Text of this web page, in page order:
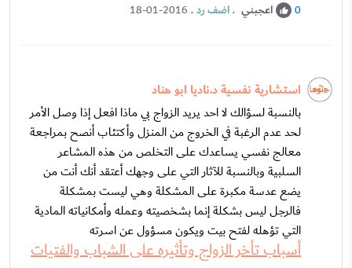
0 اعجبني .اضف رد.
18-01-2016
استشارية نفسية د.ناديا ابو هناد
بالنسبة لسؤالك لا احد يريد الزواج بي ماذا افعل إذا وصل الأمر
لحد عدم الرغبة في الخروج من المنزل وأكتئاب أنصح بمراجعة
معالج نفسي يساعدك على التخلص من هذه المشاعر
السلبية وبالنسبة للآثار التي على وجهك أعتقد أنك أنت من
يضع عدسة مكبرة على المشكلة وهي ليست بمشكلة
فالرجل ليس بشكلة إنما بشخصيته وعمله وأمكانياته المادية
التي تؤهله لفتح بيت ويكون مسؤول عن اسرته
أسباب تأخر الزواج وتأثيره على الشباب والفتيات